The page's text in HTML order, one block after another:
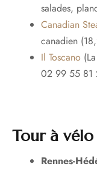
salades,
Canadian
canadien
Il Toscano
02 99 55 81
Tour à vélo
Rennes-